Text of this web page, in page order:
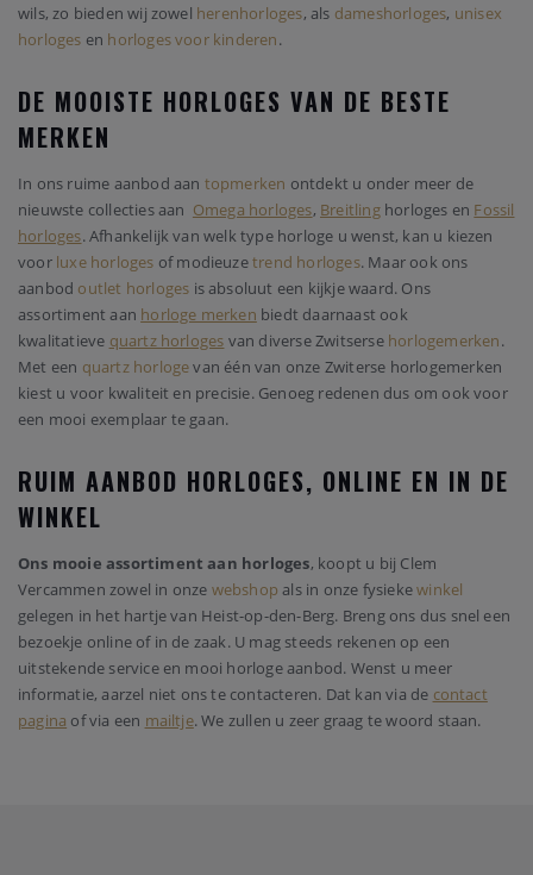
wils, zo bieden wij zowel herenhorloges, als dameshorloges, unisex
horloges en horloges voor kinderen.
DE MOOISTE HORLOGES VAN DE BESTE
MERKEN
In ons ruime aanbod aan topmerken ontdekt u onder meer de
nieuwste collecties aan Omega horloges, Breitlinghorloges en Fossil
horloges. Afhankelijk van welk type horloge u wenst, kan u kiezen
voor luxe horloges of modieuzetrend horloges. Maar ook ons
aanbod outlet horloges is absoluut een kijkje waard. Ons
assortiment aan horloge merken biedt daarnaast ook
kwalitatieve quartz horloges van diverse Zwitserse horlogemerken.
Met een quartz horlogevan één van onze Zwiterse horlogemerken
kiest u voor kwaliteit en precisie. Genoeg redenen dus om ook voor
een mooi exemplaar te gaan.
RUIM AANBOD HORLOGES, ONLINE EN IN DE
WINKEL
Ons mooie assortiment aan horloges, koopt u bij Clem
Vercammen zowel in onze webshop als in onze fysiekewinkel
gelegen in het hartje van Heist-op-den-Berg. Breng ons dus snel een
bezoekje online of in de zaak. U mag steeds rekenen op een
uitstekende service en mooi horloge aanbod. Wenst u meer
informatie, aarzel niet ons te contacteren. Dat kan via de contact
pagina of via een mailtje. We zullen u zeer graag te woord staan.